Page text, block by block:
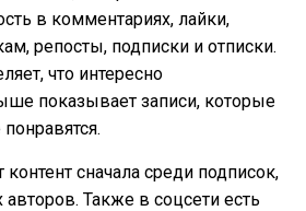
в комментариях, лайки,
репосты, подписки и отписки.
что интересно
показывает записи, которые
сначала среди подписок,
Также в соцсети есть